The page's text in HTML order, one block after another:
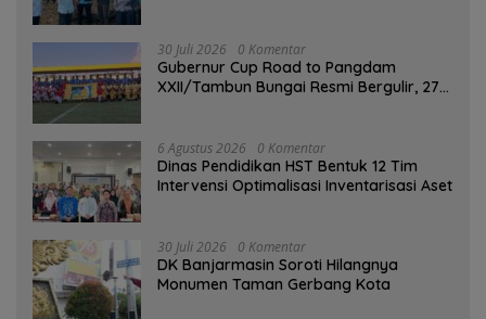
30 Juli 2026 0 Komentar
Gubernur Cup Road to Pangdam
XXII/Tambun Bungai Resmi Bergulir, 27
6 Agustus 2026 0 Komentar
Dinas Pendidikan HST Bentuk 12 Tim
Intervensi Optimalisasi Inventarisasi Aset
30 Juli 2026 0 Komentar
DK Banjarmasin Soroti Hilangnya
Monumen Taman Gerbang Kota